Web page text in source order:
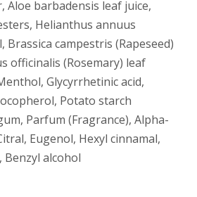
Aloe barbadensis leaf juice,
Helianthus annuus
Brassica campestris (Rapeseed)
officinalis (Rosemary) leaf
Glycyrrhetinic acid,
Potato starch
Parfum (Fragrance), Alpha-
Eugenol, Hexyl cinnamal,
Benzyl alcohol